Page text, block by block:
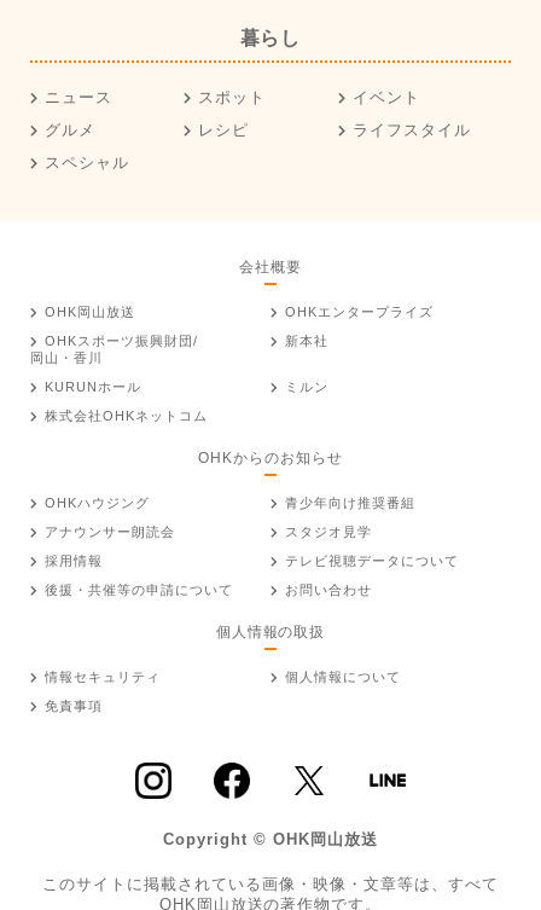
暮らし
ニュース スポット
イベント
グルメ
レシピ
ライフスタイル
スペシャル
会社概要
OHK岡山放送
OHKエンタープライズ
OHKスポーツ振興財団/
岡山・香川
新本社
KURUNホール
ミルン
株式会社OHKネットコム
OHKからのお知らせ
OHKハウジング
青少年向け推奨番組
アナウンサー朗読会
スタジオ見学
採用情報
テレビ視聴データについて
後援・共催等の申請について
お問い合わせ
個人情報の取扱
情報セキュリティ
個人情報について
免責事項
Copyright © OHK岡山放送
このサイトに掲載されている画像・映像・文章等は、すべて
OHK岡山放送の著作物です。